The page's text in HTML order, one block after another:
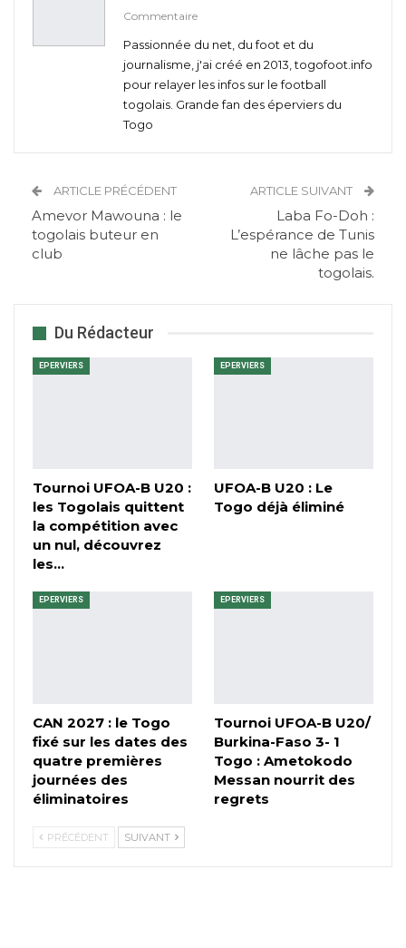
Commentaire
Passionnée du net, du foot et du
journalisme, j'ai créé en 2013, togofoot.info
pour relayer les infos sur le football
togolais. Grande fan des éperviers du
Togo
ARTICLE PRÉCÉDENT
Amevor Mawouna : le
togolais buteur en
club
ARTICLE SUIVANT
Laba Fo-Doh :
L’espérance de Tunis
ne lâche pas le
togolais.
Du Rédacteur
EPERVIERS
Tournoi UFOA-B U20 :
les Togolais quittent
la compétition avec
un nul, découvrez
les…
EPERVIERS
UFOA-B U20 : Le
Togo déjà éliminé
EPERVIERS
CAN 2027 : le Togo
fixé sur les dates des
quatre premières
journées des
éliminatoires
EPERVIERS
Tournoi UFOA-B U20/
Burkina-Faso 3- 1
Togo : Ametokodo
Messan nourrit des
regrets
PRÉCÉDENT SUIVANT